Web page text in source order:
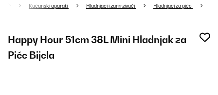
Kućanski aparati Hladnjaci i zamrzivači Hladnjaci za piće
Happy Hour 51cm 38L Mini Hladnjak za
Piće Bijela